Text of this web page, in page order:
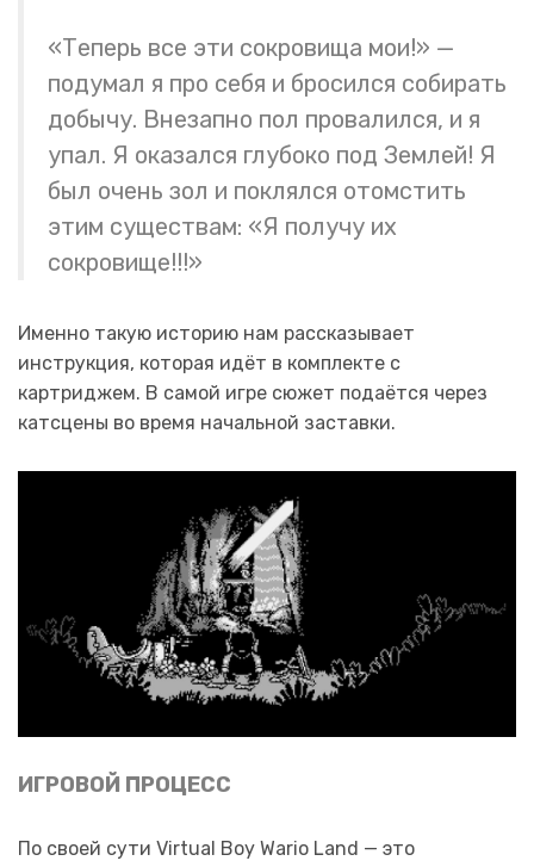
«Теперь все эти сокровища мои!» —
подумал я про себя и бросился собирать
добычу. Внезапно пол провалился, и я
упал. Я оказался глубоко под Землей! Я
был очень зол и поклялся отомстить
этим существам: «Я получу их
сокровище!!!»
Именно такую историю нам рассказывает
инструкция, которая идёт в комплекте с
картриджем. В самой игре сюжет подаётся через
катсцены во время начальной заставки.
ИГРОВОЙ ПРОЦЕСС
По своей сути Virtual Boy Wario Land — это